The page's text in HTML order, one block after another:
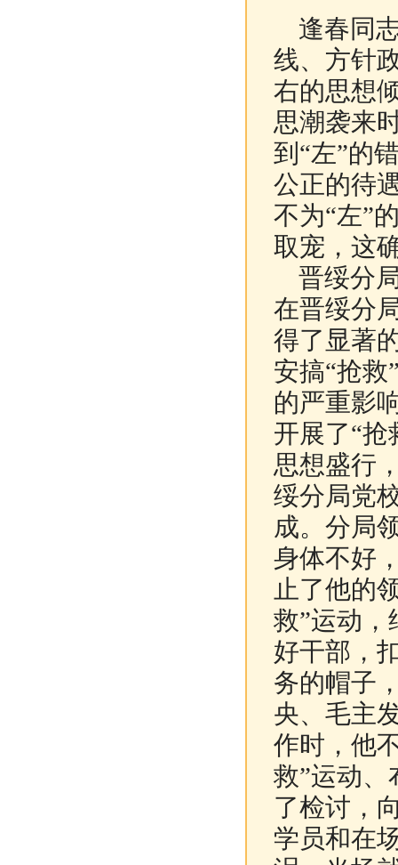
逢春同
线、方针
右的思想
思潮袭来
到“左”的
公正的待
不为“左”
取宠，这
晋绥分
在晋绥分
得了显著
安搞“抢救
的严重影
开展了“抢
思想盛行
绥分局党
成。分局
身体不好
止了他的
救”运动
好干部，
务的帽子
央、毛主
作时，他
救”运动
了检讨，
学员和在